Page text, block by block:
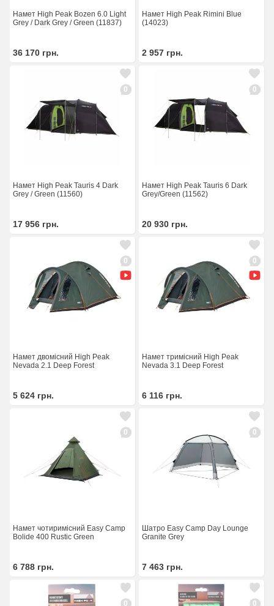
Намет High Peak Bozen 6.0 Light
Grey / Dark Grey / Green (11837)
36 170 грн.
Намет High Peak Rimini Blue
(14023)
2 957 грн.
0
Намет High Peak Tauris 4 Dark
Grey / Green (11560)
17 956 грн.
0
Намет High Peak Tauris 6 Dark
Grey/Green (11562)
20 930 грн.
0
Намет двомісний High Peak
Nevada 2.1 Deep Forest
5 624 грн.
0
Намет тримісний High Peak
Nevada 3.1 Deep Forest
6 116 грн.
0
Намет чотиримісний Easy Camp
Bolide 400 Rustic Green
6 788 грн.
0
Шатро Easy Camp Day Lounge
Granite Grey
7 463 грн.
0 0